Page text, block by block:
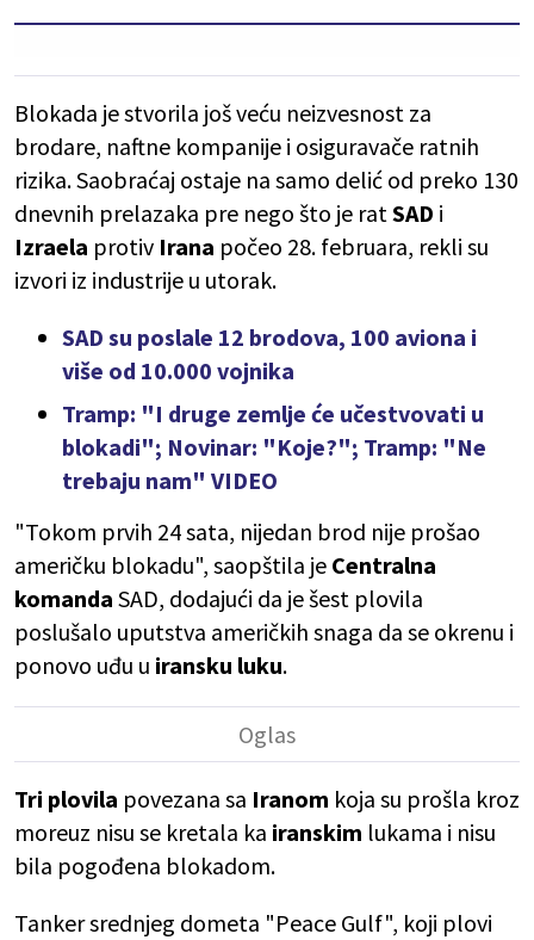
Blokada je stvorila još veću neizvesnost za
brodare, naftne kompanije i osiguravače ratnih
rizika. Saobraćaj ostaje na samo delić od preko 130
dnevnih prelazaka pre nego što je ratSAD i
Izraela protiv Irana počeo 28. februara, rekli su
izvori iz industrije u utorak.
SAD su poslale 12 brodova, 100 aviona i
više od 10.000 vojnika
Tramp: "I druge zemlje će učestvovati u
blokadi"; Novinar: "Koje?"; Tramp: "Ne
trebaju nam" VIDEO
"Tokom prvih 24 sata, nijedan brod nije prošao
američku blokadu", saopštila je Centralna
komanda SAD, dodajući da je šest plovila
poslušalo uputstva američkih snaga da se okrenu i
ponovo uđu u iransku luku.
Tri plovila povezana sa Iranom koja su prošla kroz
moreuz nisu se kretala ka iranskim lukama i nisu
bila pogođena blokadom.
Tanker srednjeg dometa "Peace Gulf", koji plovi